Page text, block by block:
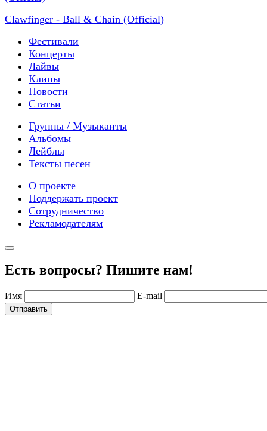
Clawfinger - Ball & Chain (Official)
Фестивали
Концерты
Лайвы
Клипы
Новости
Статьи
Группы / Музыканты
Альбомы
Лейблы
Тексты песен
О проекте
Поддержать проект
Сотрудничество
Рекламодателям
Есть вопросы? Пишите нам!
Имя E-mail